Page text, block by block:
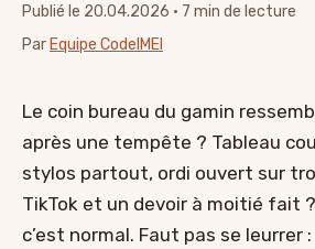
Publié le 20.04.2026 · 7 min de lecture
Par Equipe CodeIMEI
Le coin bureau du gamin
après une tempête ? Tableau
stylos partout, ordi ouvert sur
TikTok et un devoir à moitié fait
c’est normal. Faut pas se leurrer